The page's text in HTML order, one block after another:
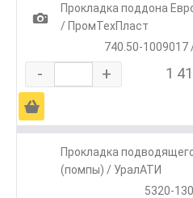
1
Прокладка поддона
/ ПромТехПласт
740.50-1009017
- + 1
Ä
Прокладка
(помпы) / УралАТИ
5320-